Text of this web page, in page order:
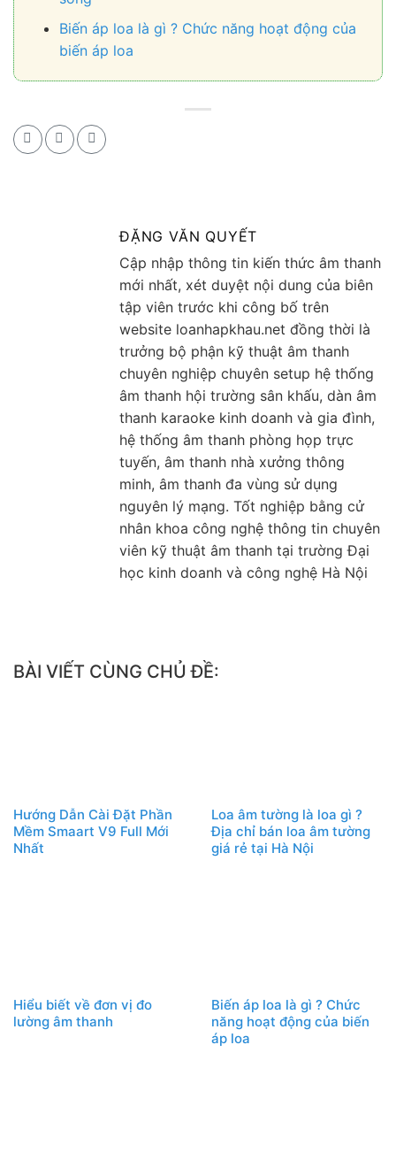
Biến áp loa là gì ? Chức năng hoạt động của
biến áp loa
ĐẶNG VĂN QUYẾT
Cập nhập thông tin kiến thức âm thanh
mới nhất, xét duyệt nội dung của biên
tập viên trước khi công bố trên
website loanhapkhau.net đồng thời là
trưởng bộ phận kỹ thuật âm thanh
chuyên nghiệp chuyên setup hệ thống
âm thanh hội trường sân khấu, dàn âm
thanh karaoke kinh doanh và gia đình,
hệ thống âm thanh phòng họp trực
tuyến, âm thanh nhà xưởng thông
minh, âm thanh đa vùng sử dụng
nguyên lý mạng. Tốt nghiệp bằng cử
nhân khoa công nghệ thông tin chuyên
viên kỹ thuật âm thanh tại trường Đại
học kinh doanh và công nghệ Hà Nội
BÀI VIẾT CÙNG CHỦ ĐỀ:
Hướng Dẫn Cài Đặt Phần
Mềm Smaart V9 Full Mới
Nhất
Loa âm tường là loa gì ?
Địa chỉ bán loa âm tường
giá rẻ tại Hà Nội
Hiểu biết về đơn vị đo
lường âm thanh
Biến áp loa là gì ? Chức
năng hoạt động của biến
áp loa